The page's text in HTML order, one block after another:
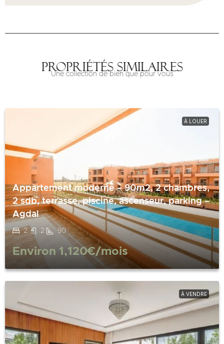
Propriétés similaires
Une collection de bien que pour vous
À LOUER
Appartement moderne – 90m2, 2 chambres,
2 sdb, terrasse, piscine, ascenseur, parking –
Agdal
2 2 90
Environ 1,120€/mois
À VENDRE